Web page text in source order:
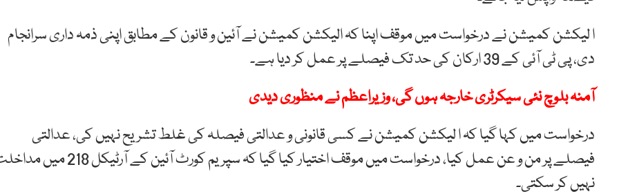
ا لیکشن کمیشن نے درخواست میں موقف اپنا کہ الیکشن کمیشن نے آئین و قانون کے مطابق اپنی ذمہ داری سرانجام
دی، پی ٹی آئی کے 39 ارکان کی حد تک فیصلے پر عمل کر دیا ہے۔
آمنہ بلوچ نئی سیکرٹری خارجہ ہوں گی، وزیراعظم نے منظوری دیدی
درخواست میں کہا گیا کہ ا لیکشن کمیشن نے کسی قانونی و عدالتی فیصلہ کی غلط تشریح نہیں کی، عدالتی
فیصلے پر من و عن عمل کیا، درخواست میں موقف اختیار کیا گیا کہ سپریم کورٹ آئین کے آرٹیکل
نہیں کر سکتی۔